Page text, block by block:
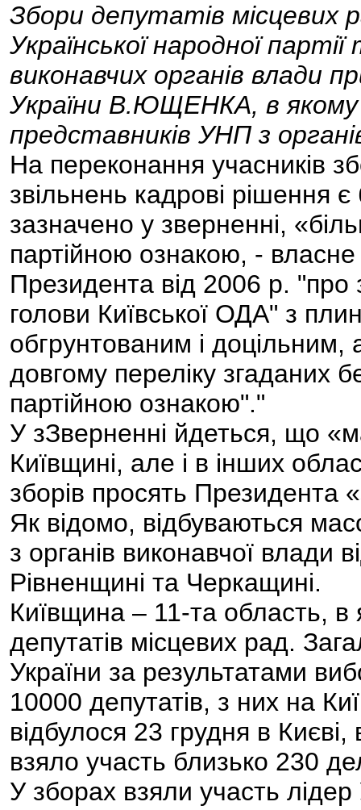
Збори депутатів місцевих
Української народної
виконавчих органів влади
України В.ЮЩЕНКА, в якому
представників УНП з
На переконання учасників
звільнень кадрові рішення
зазначено у зверненні,
партійною ознакою, - власне
Президента від 2006 р.
голови Київської ОДА" з
обгрунтованим і доцільним,
довгому переліку згаданих
партійною ознакою"."
У зЗверненні йдеться, що
Київщині, але і в інших
зборів просять Президента
Як відомо, відбуваються
з органів виконавчої влади
Рівненщині та Черкащині.
Київщина – 11-та область,
депутатів місцевих рад.
України за результатами
10000 депутатів, з них на
відбулося 23 грудня в
взяло участь близько 230
У зборах взяли участь